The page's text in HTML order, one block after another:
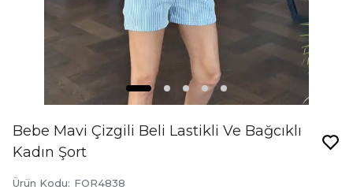
Bebe Mavi Çizgili Beli Lastikli Ve Bağcıklı
Kadın Şort
Ürün Kodu: FOR4838